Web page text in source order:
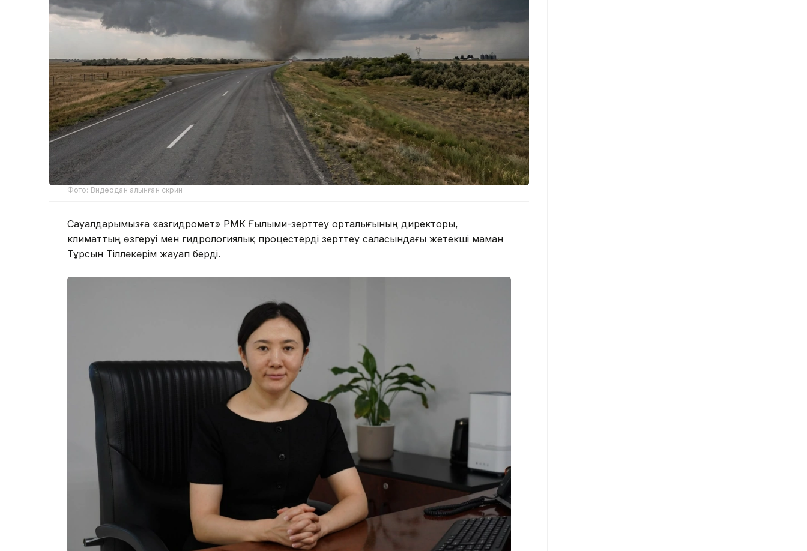
Фото: Видеодан алынған скрин
Сауалдарымызға «Қазгидромет» РМК Ғылыми-зерттеу орталығының директоры,
климаттың өзгеруі мен гидрологиялық процестерді зерттеу саласындағы жетекші маман
Тұрсын Тілләкәрім жауап берді.